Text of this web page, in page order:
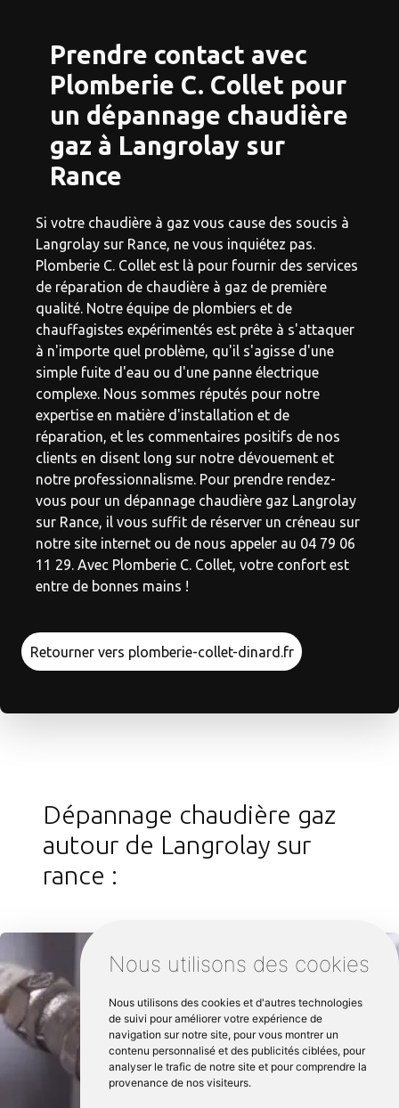
Nous utilisons des cookies
Nous utilisons des cookies et d'autres technologies
de suivi pour améliorer votre expérience de
navigation sur notre site, pour vous montrer un
contenu personnalisé et des publicités ciblées, pour
analyser le trafic de notre site et pour comprendre la
provenance de nos visiteurs.
Prendre contact avec
Plomberie C. Collet pour
un dépannage chaudière
gaz à Langrolay sur
Rance
Si votre chaudière à gaz vous cause des soucis à
Langrolay sur Rance, ne vous inquiétez pas.
Plomberie C. Collet est là pour fournir des services
de réparation de chaudière à gaz de première
qualité. Notre équipe de plombiers et de
chauffagistes expérimentés est prête à s'attaquer
à n'importe quel problème, qu'il s'agisse d'une
simple fuite d'eau ou d'une panne électrique
complexe. Nous sommes réputés pour notre
expertise en matière d'installation et de
réparation, et les commentaires positifs de nos
clients en disent long sur notre dévouement et
notre professionnalisme. Pour prendre rendez-
vous pour un dépannage chaudière gaz Langrolay
sur Rance, il vous suffit de réserver un créneau sur
notre site internet ou de nous appeler au 04 79 06
11 29. Avec Plomberie C. Collet, votre confort est
entre de bonnes mains !
Retourner vers plomberie-collet-dinard.fr
Dépannage chaudière gaz
autour de Langrolay sur
rance :